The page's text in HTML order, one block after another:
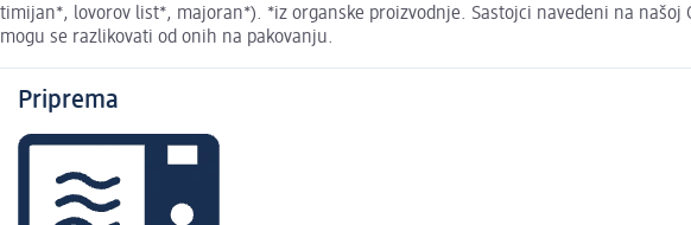
timijan*, lovorov list*, majoran*). *iz organske proizvodnje. Sastojci navedeni na
mogu se razlikovati od onih na pakovanju.
Priprema